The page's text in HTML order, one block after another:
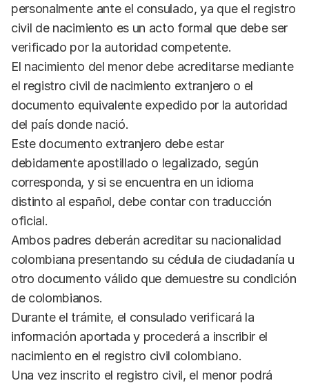
personalmente ante el consulado, ya que el registro
civil de nacimiento es un acto formal que debe ser
verificado por la autoridad competente.
El nacimiento del menor debe acreditarse mediante
el registro civil de nacimiento extranjero o el
documento equivalente expedido por la autoridad
del país donde nació.
Este documento extranjero debe estar
debidamente apostillado o legalizado, según
corresponda, y si se encuentra en un idioma
distinto al español, debe contar con traducción
oficial.
Ambos padres deberán acreditar su nacionalidad
colombiana presentando su cédula de ciudadanía u
otro documento válido que demuestre su condición
de colombianos.
Durante el trámite, el consulado verificará la
información aportada y procederá a inscribir el
nacimiento en el registro civil colombiano.
Una vez inscrito el registro civil, el menor podrá